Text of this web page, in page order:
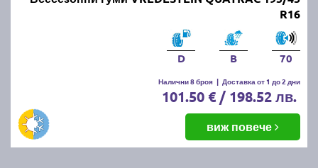
R16
D B 70
Налични 8 броя | Доставка от 1 до 2 дни
101.50 € / 198.52 лв.
виж повече